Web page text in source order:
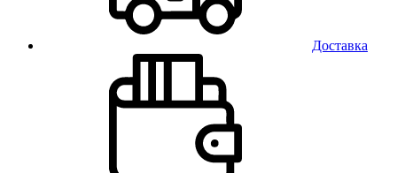
Доставка